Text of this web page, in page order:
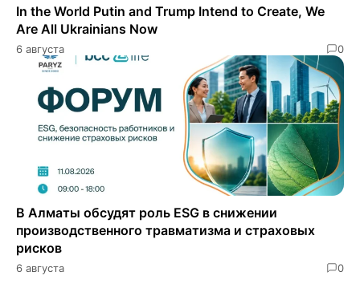
In the World Putin and Trump Intend to Create, We
Are All Ukrainians Now
6 августа 0
В Алматы обсудят роль ESG в снижении
производственного травматизма и страховых
рисков
6 августа 0